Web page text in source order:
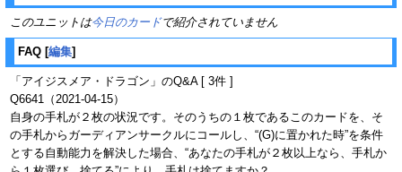
このユニットは今日のカードで紹介されていません
FAQ [編集]
「アイジスメア・ドラゴン」のQ&A [ 3件 ]
Q6641（2021-04-15）
自身の手札が２枚の状況です。そのうちの１枚であるこのカードを、そ
の手札からガーディアンサークルにコールし、“(G)に置かれた時”を条件
とする自動能力を解決した場合、“あなたの手札が２枚以上なら、手札か